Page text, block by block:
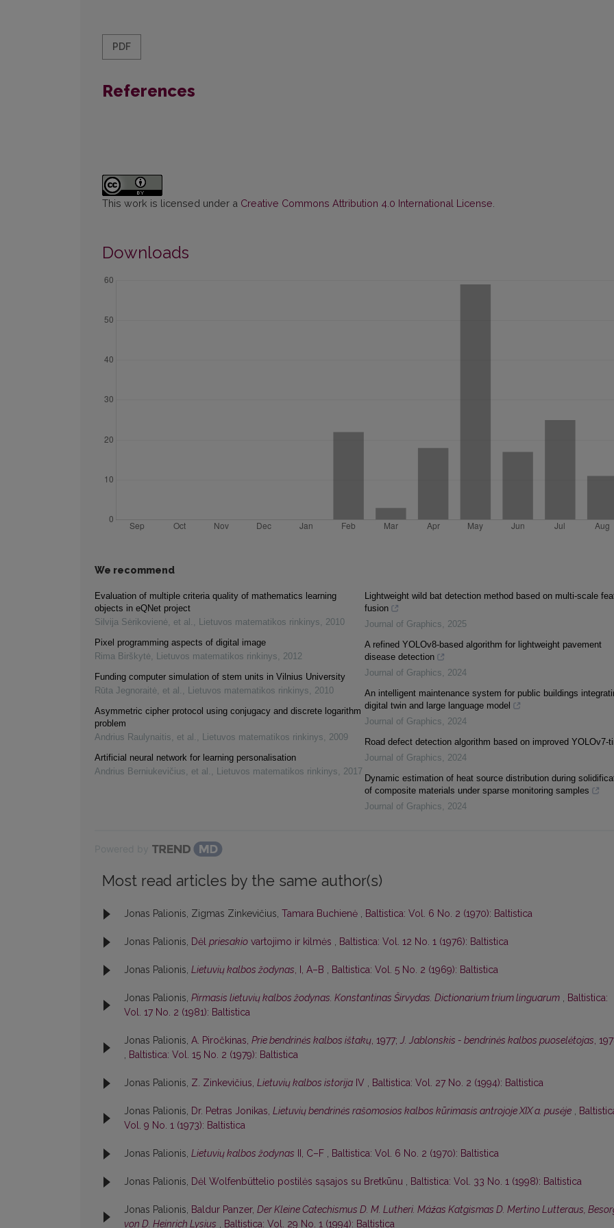
PDF
References
This work is licensed under a Creative Commons Attribution 4.0 International License
Downloads
We recommend
Evaluation of multiple criteria quality of mathematics learning
objects in eQNet project
Silvija Sėrikovienė, et al. , Lietuvos matematikos rinkinys, 2010
Pixel programming aspects of digital image
Rima Birškytė, Lietuvos matematikos rinkinys, 2012
Funding computer simulation of stem units in Vilnius University
Rūta Jegnoraitė, et al. , Lietuvos matematikos rinkinys, 2010
Asymmetric cipher protocol using conjugacy and discrete logarithm
problem
Andrius Raulynaitis, et al. , Lietuvos matematikos rinkinys, 2009
Artificial neural network for learning personalisation
Andrius Berniukevičius, et al. , Lietuvos matematikos rinkinys, 2017
Lightweight wild bat detection method based on multi-scale
fusion
Journal of Graphics, 2025
A refined YOLOv8-based algorithm for lightweight pavement
disease detection
Journal of Graphics, 2024
An intelligent maintenance system for public buildings
digital twin and large language model
Journal of Graphics, 2024
Road defect detection algorithm based on improved YOLOv7-
Journal of Graphics, 2024
Dynamic estimation of heat source distribution during
of composite materials under sparse monitoring samples
Journal of Graphics, 2024
Most read articles by the same author(s)
Jonas Palionis, Zigmas Zinkevičius, Tamara Buchienė , Baltistica: Vol. 6 No. 2 (1970): Baltistica
Jonas Palionis, Dėl priesakio vartojimo ir kilmės , Baltistica: Vol. 12 No. 1 (1976): Baltistica
Jonas Palionis, Lietuvių kalbos žodynas, I, A–B , Baltistica: Vol. 5 No. 2 (1969): Baltistica
Jonas Palionis, Pirmasis lietuvių kalbos žodynas. Konstantinas Širvydas. Dictionarium trium linguarum , Baltistica:
Vol. 17 No. 2 (1981): Baltistica
Jonas Palionis, A. Piročkinas, Prie bendrinės kalbos ištakų, 1977;J. Jablonskis - bendrinės kalbos puoselėtojas,
, Baltistica: Vol. 15 No. 2 (1979): Baltistica
Jonas Palionis, Z. Zinkevičius, Lietuvių kalbos istorija IV , Baltistica: Vol. 27 No. 2 (1994): Baltistica
Jonas Palionis, Dr. Petras Jonikas, Lietuvių bendrinės rašomosios kalbos kūrimasis antrojoje XIX a. pusėje ,
Vol. 9 No. 1 (1973): Baltistica
Jonas Palionis, Lietuvių kalbos žodynas II, C–F , Baltistica: Vol. 6 No. 2 (1970): Baltistica
Jonas Palionis, Dėl Wolfenbüttelio postilės sąsajos su Bretkūnu , Baltistica: Vol. 33 No. 1 (1998): Baltistica
Jonas Palionis, Baldur Panzer, Der Kleine Catechismus D. M. Lutheri. Máźas Katgismas D. Mertino Lutteraus,
von D. Heinrich Lysius , Baltistica: Vol. 29 No. 1 (1994): Baltistica